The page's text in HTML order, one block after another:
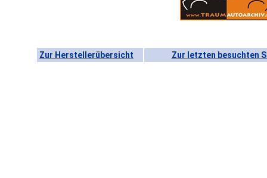
Zur Herstellerübersicht Zur letzten besuchten